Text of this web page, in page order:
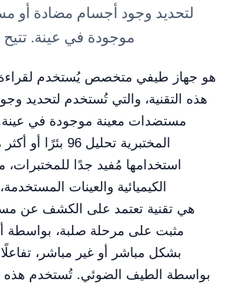
لتحديد وجود أجسام مضادة أو
موجودة في عينة. تتيح
هذه التقنية، والتي تُستخدم لتحديد
مستضدات معينة موجودة في عينة.
المختبرية تحليل
استخدامها مُفيد جدًا للمختبرات،
الكيميائية والعينات
مثبت على مرحلة صلبة، بواسطة
بشكل مباشر أو غير مباشر،
بواسطة الطيف الضوئي. تُستخدم هذه